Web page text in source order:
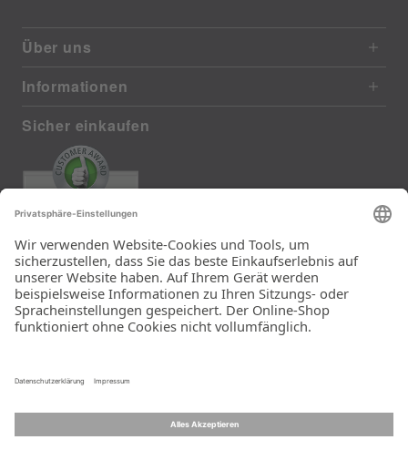
Über uns
Informationen
Sicher einkaufen
385 reviews from real customers
(last 12 months)
Total: 11283
Die Auswahl und die
Einfachheit der
Bestellung.